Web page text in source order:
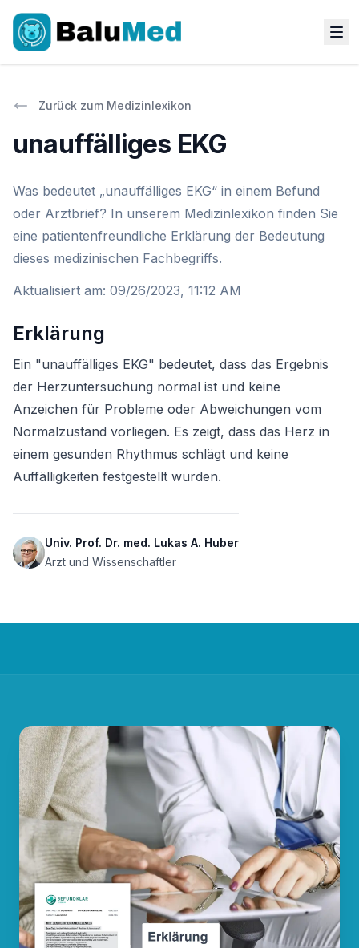
Zurück zum Medizinlexikon
unauffälliges EKG
Was bedeutet „unauffälliges EKG“ in einem Befund
oder Arztbrief? In unserem Medizinlexikon finden Sie
eine patientenfreundliche Erklärung der Bedeutung
dieses medizinischen Fachbegriffs.
Aktualisiert am: 09/26/2023, 11:12 AM
Erklärung
Ein "unauffälliges EKG" bedeutet, dass das Ergebnis
der Herzuntersuchung normal ist und keine
Anzeichen für Probleme oder Abweichungen vom
Normalzustand vorliegen. Es zeigt, dass das Herz in
einem gesunden Rhythmus schlägt und keine
Auffälligkeiten festgestellt wurden.
Univ. Prof. Dr. med. Lukas A. Huber
Arzt und Wissenschaftler